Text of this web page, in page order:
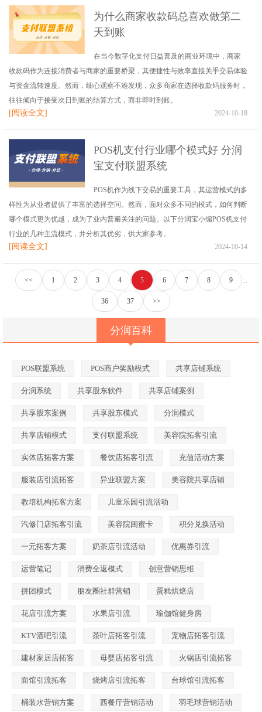
为什么商家收款码总喜欢做第二
天到账
在当今数字化支付日益普及的商业环境中，商家
收款码作为连接消费者与商家的重要桥梁，其便捷性与效率直接关乎交易体验
与资金流转速度。然而，细心观察不难发现，众多商家在选择收款码服务时，
往往倾向于接受次日到账的结算方式，而非即时到账。
[阅读全文] 2024-10-18
POS机支付行业哪个模式好 分润
宝支付联盟系统
POS机作为线下交易的重要工具，其运营模式的多
样性为从业者提供了丰富的选择空间。然而，面对众多不同的模式，如何判断
哪个模式更为优越，成为了业内普遍关注的问题。以下分润宝小编POS机支付
行业的几种主流模式，并分析其优劣，供大家参考。
[阅读全文] 2024-10-14
<< 1 2 3 4 5 6 7 8 9 ...
36 37 >>
分润百科
POS联盟系统 POS商户奖励模式 共享店铺系统
分润系统 共享股东软件 共享店铺案例
共享股东案例 共享股东模式 分润模式
共享店铺模式 支付联盟系统 美容院拓客引流
实体店拓客方案 餐饮店拓客引流 充值活动方案
服装店引流拓客 异业联盟方案 美容院共享店铺
教培机构拓客方案 儿童乐园引流活动
汽修门店拓客引流 美容院闺蜜卡 积分兑换活动
一元拓客方案 奶茶店引流活动 优惠券引流
运营笔记 消费全返模式 创意营销思维
拼团模式 朋友圈社群营销 蛋糕烘焙店
花店引流方案 水果店引流 瑜伽馆健身房
KTV酒吧引流 茶叶店拓客引流 宠物店拓客引流
建材家居店拓客 母婴店拓客引流 火锅店引流拓客
面馆引流拓客 烧烤店引流拓客 台球馆引流拓客
桶装水营销方案 西餐厅营销活动 羽毛球营销活动